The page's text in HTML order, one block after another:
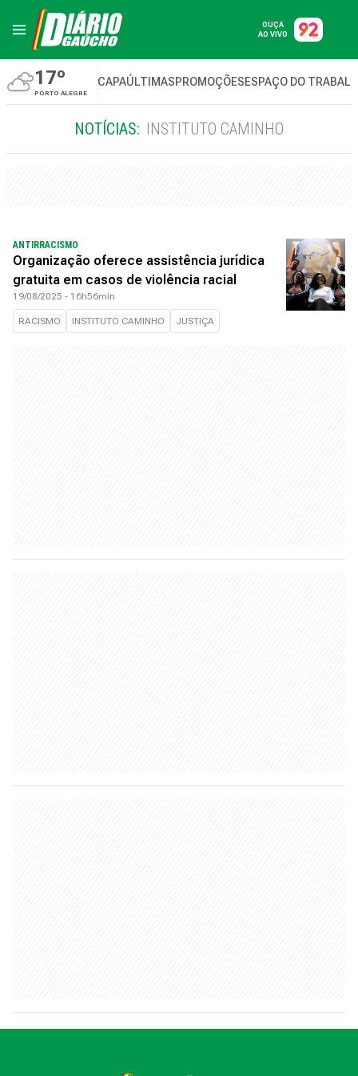
OUÇA
AO VIVO
17º
PORTO ALEGRE
CAPAÚLTIMASPROMOÇÕESESPAÇO DO
NOTÍCIAS: INSTITUTO CAMINHO
ANTIRRACISMO
Organização oferece assistência jurídica
gratuita em casos de violência racial
19/08/2025 - 16h56min
RACISMO INSTITUTO CAMINHO JUSTIÇA